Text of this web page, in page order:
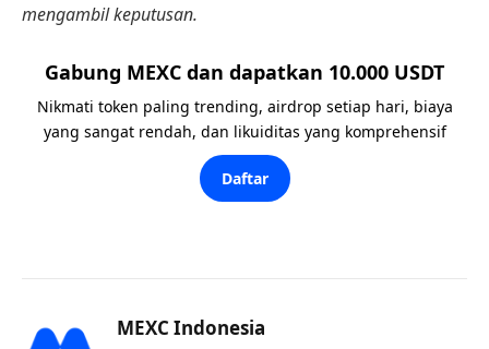
mengambil keputusan.
Gabung MEXC dan dapatkan 10.000 USDT
Nikmati token paling trending, airdrop setiap hari, biaya
yang sangat rendah, dan likuiditas yang komprehensif
Daftar
MEXC Indonesia